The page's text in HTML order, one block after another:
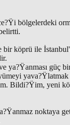
bölgelerdeki
köprü ile
ya?Ÿanması güç
Bildi?Ÿim, yeni
noktaya